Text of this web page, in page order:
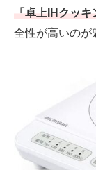
釣り具・釣り用品
食器・グラス・カトラ
注目記事を集
ITの今と未来を
スマホと通信の
「卓上IHクッキ
全性が高いのが